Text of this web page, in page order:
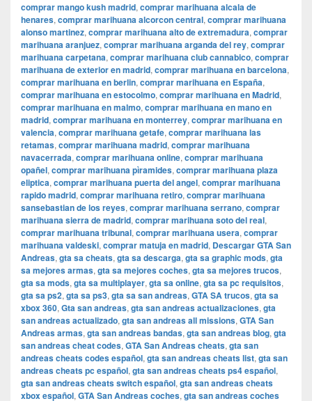
comprar mango kush madrid, comprar marihuana alcala de
henares, comprar marihuana alcorcon central, comprar marihuana
alonso martinez, comprar marihuana alto de extremadura, comprar
marihuana aranjuez, comprar marihuana arganda del rey, comprar
marihuana carpetana, comprar marihuana club cannabico, comprar
marihuana de exterior en madrid, comprar marihuana en barcelona,
comprar marihuana en berlin, comprar marihuana en España,
comprar marihuana en estocolmo, comprar marihuana en Madrid,
comprar marihuana en malmo, comprar marihuana en mano en
madrid, comprar marihuana en monterrey, comprar marihuana en
valencia, comprar marihuana getafe, comprar marihuana las
retamas, comprar marihuana madrid, comprar marihuana
navacerrada, comprar marihuana online, comprar marihuana
opañel, comprar marihuana pìramides, comprar marihuana plaza
eliptica, comprar marihuana puerta del angel, comprar marihuana
rapido madrid, comprar marihuana retiro, comprar marihuana
sansebastian de los reyes, comprar marihuana serrano, comprar
marihuana sierra de madrid, comprar marihuana soto del real,
comprar marihuana tribunal, comprar marihuana usera, comprar
marihuana valdeski, comprar matuja en madrid, Descargar GTA San
Andreas, gta sa cheats, gta sa descarga, gta sa graphic mods, gta
sa mejores armas, gta sa mejores coches, gta sa mejores trucos,
gta sa mods, gta sa multiplayer, gta sa online, gta sa pc requisitos,
gta sa ps2, gta sa ps3, gta sa san andreas, GTA SA trucos, gta sa
xbox 360, Gta san andreas, gta san andreas actualizaciones, gta
san andreas actualizado, gta san andreas all missions, GTA San
Andreas armas, gta san andreas bandas, gta san andreas blog, gta
san andreas cheat codes, GTA San Andreas cheats, gta san
andreas cheats codes español, gta san andreas cheats list, gta san
andreas cheats pc español, gta san andreas cheats ps4 español,
gta san andreas cheats switch español, gta san andreas cheats
xbox español, GTA San Andreas coches, gta san andreas coches